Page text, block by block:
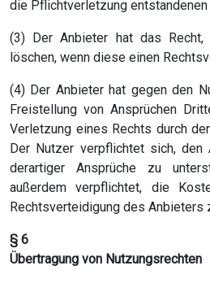
die Pflichtverletzung
(3) Der Anbieter hat das
löschen, wenn diese einen
(4) Der Anbieter hat gegen den
Freistellung von Ansprüchen
Verletzung eines Rechts durch
Der Nutzer verpflichtet sich, den
derartiger Ansprüche zu
außerdem verpflichtet, die
Rechtsverteidigung des Anbieters
§ 6
Übertragung von Nutzungsrechten